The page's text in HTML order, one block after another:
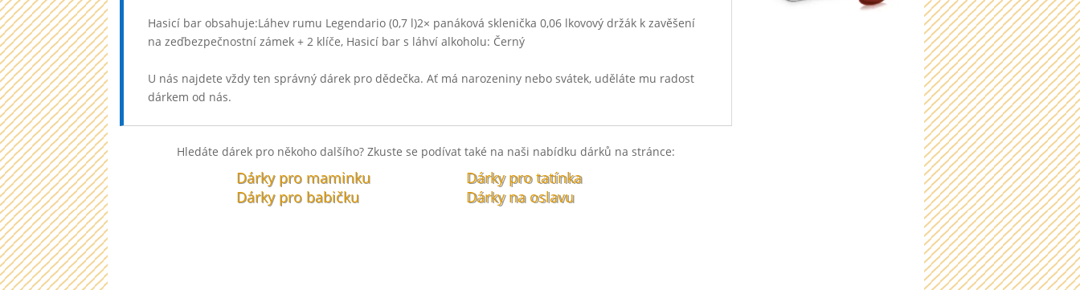
Hasicí bar obsahuje:Láhev rumu Legendario (0,7 l)2× panáková sklenička 0,06 lkovový držák k zavěšení
na zeďbezpečnostní zámek + 2 klíče, Hasicí bar s láhví alkoholu: Černý
U nás najdete vždy ten správný dárek pro dědečka. Ať má narozeniny nebo svátek, uděláte mu radost
dárkem od nás.
Hledáte dárek pro někoho dalšího? Zkuste se podívat také na naši nabídku dárků na stránce:
Dárky pro maminku
Dárky pro babičku
Dárky pro tatínka
Dárky na oslavu